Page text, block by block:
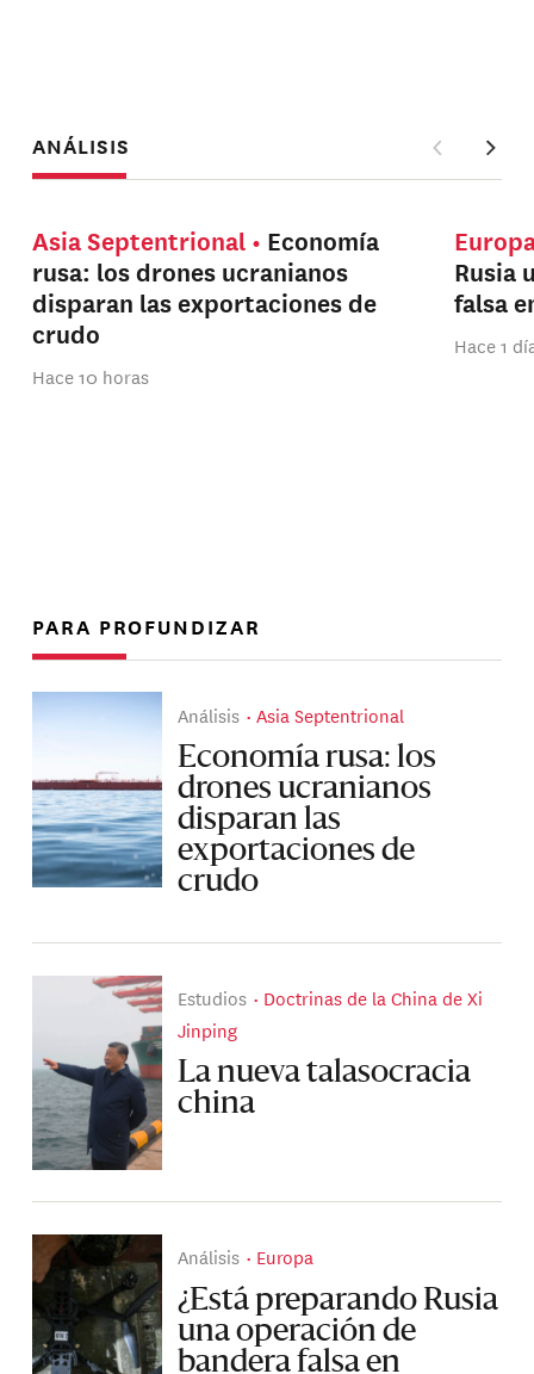
ANÁLISIS
Asia Septentrional
Economía
rusa: los drones ucranianos
disparan las exportaciones de
crudo
Hace 10 horas
Rusia
falsa
Hace 1
PARA PROFUNDIZAR
Análisis Asia Septentrional
Economía rusa: los
drones ucranianos
disparan las
exportaciones de
crudo
Estudios
Doctrinas de la China de Xi
Jinping
La nueva talasocracia
china
Análisis Europa
¿Está preparando Rusia
una operación de
bandera falsa en